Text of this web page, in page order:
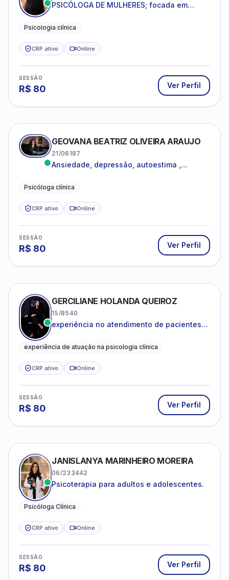
PSICÓLOGA DE MULHERES; focada em
dentro da sua realidade.
Psicologia clínica
CRP ativo Online
SESSÃO
R$ 80 Ver Perfil
GEOVANA BEATRIZ OLIVEIRA ARAUJO
21/06187
Ansiedade, depressão, autoestima ,
Psicóloga clínica
CRP ativo Online
SESSÃO
R$ 80 Ver Perfil
GERCILIANE HOLANDA QUEIROZ
15/8540
experiência no atendimento de pacientes
catastróficos e comportamentos
experiência de atuação na psicologia clínica
CRP ativo Online
SESSÃO
R$ 80 Ver Perfil
JANISLANYA MARINHEIRO MOREIRA
06/233442
Psicoterapia para adultos e adolescentes.
Psicóloga Clínica
CRP ativo Online
SESSÃO
R$ 80 Ver Perfil